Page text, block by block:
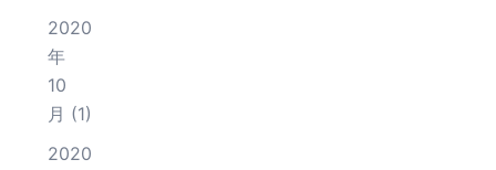
2020
年
10
月 (1)
2020